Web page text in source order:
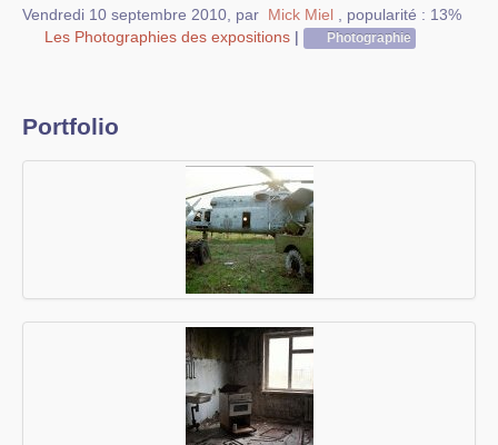
Vendredi 10 septembre 2010 par Mick Miel
popularité : 13%
Les Photographies des expositions | Photographie
Portfolio